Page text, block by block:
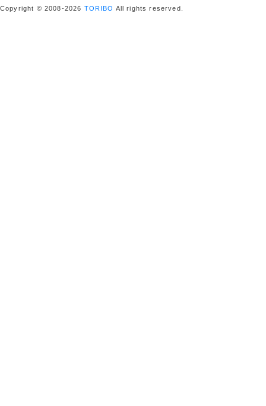
Copyright © 2008-2026 TORIBO All rights reserved.